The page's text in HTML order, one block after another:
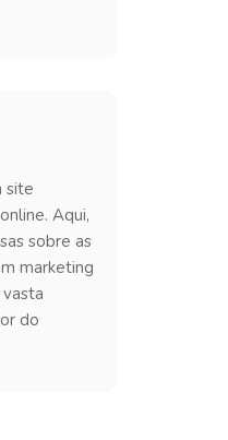
site
Aqui,
sobre as
marketing
do